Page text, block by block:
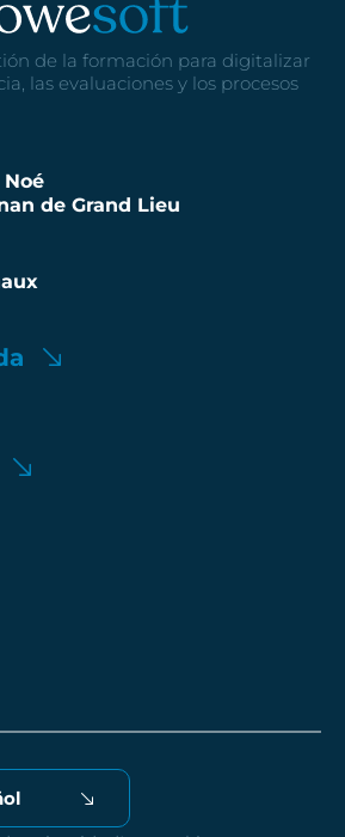
de la formación para digitalizar
las evaluaciones y los procesos
Noé
de Grand Lieu